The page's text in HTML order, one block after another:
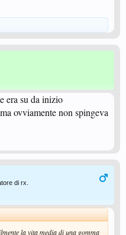
era su da inizio
ovviamente non spingeva
di rx.
la vita media di una gomma